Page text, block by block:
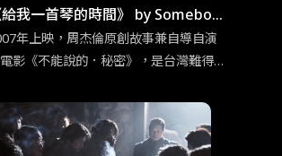
給我一首琴的時間》 by Somebod
／普通人
年上映，周杰倫原創故事兼自導自演
影《不能說的．秘密》，是台灣難得
「台灣感性」（대만감성）的始祖之一。
我們杰倫哥，至今仍能在電影主要取
地的淡水，看見許多年輕的韓國女孩子